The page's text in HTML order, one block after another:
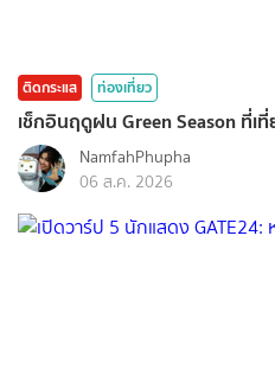
ติดกระแส ท่องเที่ยว
เช็กอินฤดูฝน Green Season ที่
NamfahPhupha
06 ส.ค. 2026